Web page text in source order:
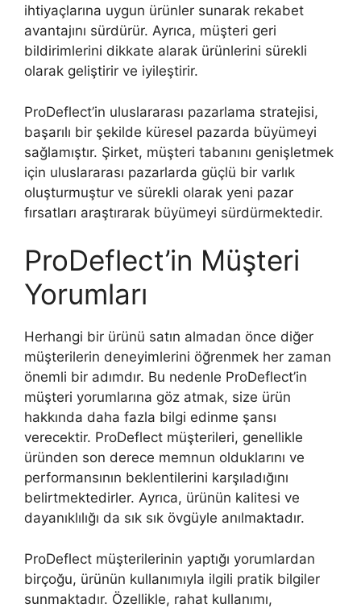
ihtiyaçlarına uygun ürünler sunarak rekabet
avantajını sürdürür. Ayrıca, müşteri geri
bildirimlerini dikkate alarak ürünlerini sürekli
olarak geliştirir ve iyileştirir.
ProDeflect’in uluslararası pazarlama stratejisi,
başarılı bir şekilde küresel pazarda büyümeyi
sağlamıştır. Şirket, müşteri tabanını genişletmek
için uluslararası pazarlarda güçlü bir varlık
oluşturmuştur ve sürekli olarak yeni pazar
fırsatları araştırarak büyümeyi sürdürmektedir.
ProDeflect’in Müşteri
Yorumları
Herhangi bir ürünü satın almadan önce diğer
müşterilerin deneyimlerini öğrenmek her zaman
önemli bir adımdır. Bu nedenle ProDeflect’in
müşteri yorumlarına göz atmak, size ürün
hakkında daha fazla bilgi edinme şansı
verecektir. ProDeflect müşterileri, genellikle
üründen son derece memnun olduklarını ve
performansının beklentilerini karşıladığını
belirtmektedirler. Ayrıca, ürünün kalitesi ve
dayanıklılığı da sık sık övgüyle anılmaktadır.
ProDeflect müşterilerinin yaptığı yorumlardan
birçoğu, ürünün kullanımıyla ilgili pratik bilgiler
sunmaktadır. Özellikle, rahat kullanımı,